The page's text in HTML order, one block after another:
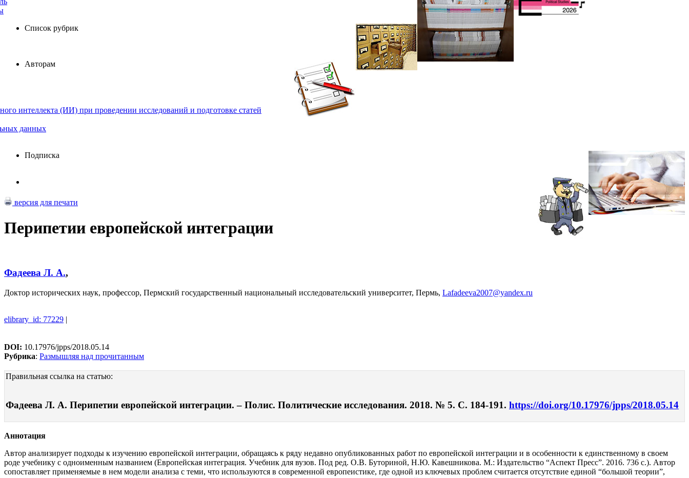
Список рубрик
Авторам
интеллекта (ИИ) при проведении исследований и подготовке статей
данных
Подписка
версия для печати
Перипетии европейской интеграции
Фадеева Л. А.,
Доктор исторических наук, профессор, Пермский государственный национальный исследовательский университет, Пермь, Lafadeeva2007@yandex.ru
elibrary_id: 77229 |
DOI: 10.17976/jpps/2018.05.14
Рубрика: Размышляя над прочитанным
Правильная ссылка на статью:
Фадеева Л. А. Перипетии европейской интеграции. – Полис. Политические исследования. 2018. № 5. С. 184-191. https://doi.org/10.17976/jpps/2018.05.14
Аннотация
Автор анализирует подходы к изучению европейской интеграции, обращаясь к ряду недавно опубликованных работ по европейской интеграции и в особенности к единственному в своем
роде учебнику с одноименным названием (Европейская интеграция. Учебник для вузов. Под ред. О.В. Буториной, Н.Ю. Кавешникова. М.: Издательство “Аспект Пресс”. 2016. 736 с.). Автор
сопоставляет применяемые в нем модели анализа с теми, что используются в современной европеистике, где одной из ключевых проблем считается отсутствие единой “большой теории”,